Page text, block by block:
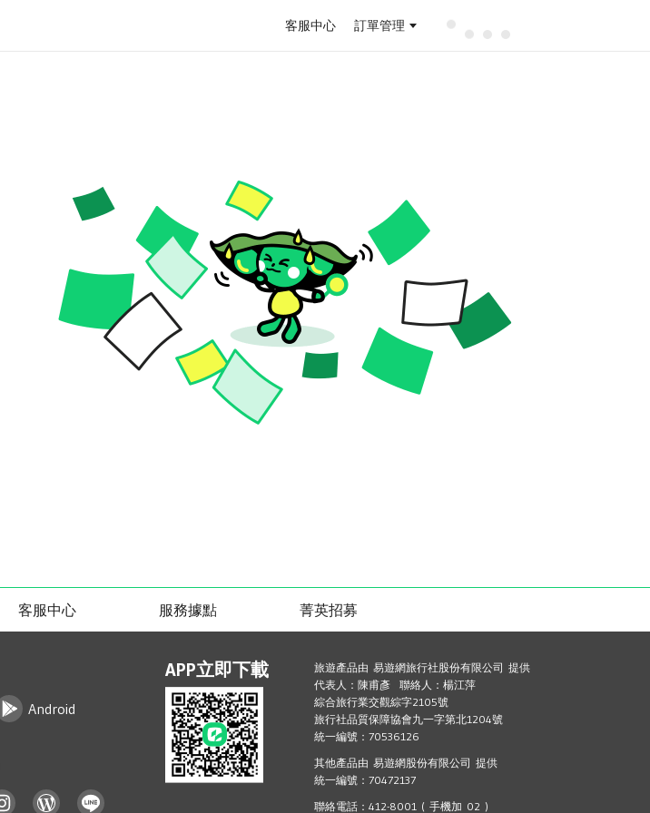
客服中心 訂單管理
客服中心 服務據點 菁英招募
Android
APP立即下載
旅遊產品由 易遊網旅行社股份有限公司 提供
代表人：陳甫彥 聯絡人：楊江萍
綜合旅行業交觀綜字2105號
旅行社品質保障協會九一字第北1204號
統一編號：70536126
其他產品由 易遊網股份有限公司 提供
統一編號：70472137
聯絡電話：412-8001 ( 手機加 02 )